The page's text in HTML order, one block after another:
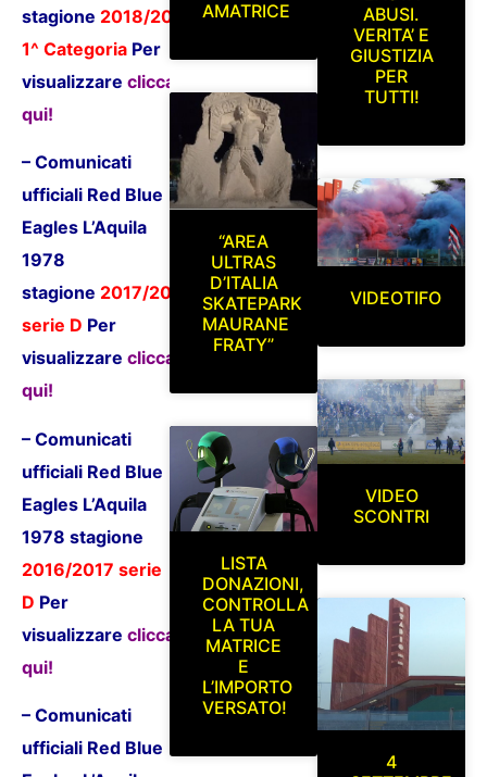
stagione 2018/2019
1^ Categoria Per
visualizzare clicca
qui!
– Comunicati
ufficiali Red Blue
Eagles L’Aquila
1978
stagione 2017/2018
serie D Per
visualizzare clicca
qui!
– Comunicati
ufficiali Red Blue
Eagles L’Aquila
1978 stagione
2016/2017 serie
D Per
visualizzare clicca
qui!
– Comunicati
ufficiali Red Blue
AMATRICE
“AREA
ULTRAS
D’ITALIA
SKATEPARK
MAURANE
FRATY”
LISTA
DONAZIONI,
CONTROLLA
LA TUA
MATRICE
E
L’IMPORTO
VERSATO!
ABUSI.
VERITA’ E
GIUSTIZIA
PER
TUTTI!
VIDEOTIFO
VIDEO
SCONTRI
4